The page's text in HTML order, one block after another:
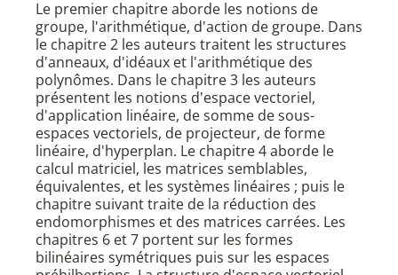
Le premier chapitre aborde les notions de
groupe, l'arithmétique, d'action de groupe. Dans
le chapitre 2 les auteurs traitent les structures
d'anneaux, d'idéaux et l'arithmétique des
polynômes. Dans le chapitre 3 les auteurs
présentent les notions d'espace vectoriel,
d'application linéaire, de somme de sous-
espaces vectoriels, de projecteur, de forme
linéaire, d'hyperplan. Le chapitre 4 aborde le
calcul matriciel, les matrices semblables,
équivalentes, et les systèmes linéaires ; puis le
chapitre suivant traite de la réduction des
endomorphismes et des matrices carrées. Les
chapitres 6 et 7 portent sur les formes
bilinéaires symétriques puis sur les espaces